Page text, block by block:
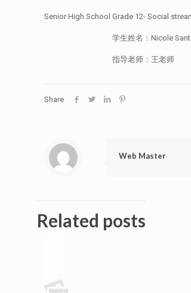
Senior High School Grade 12- Social
学生姓名：Nicole
指导老师：王老师
Share
Web Master
Related posts